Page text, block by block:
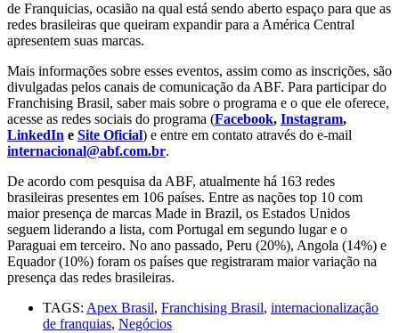
de Franquicias, ocasião na qual está sendo aberto espaço para que as
redes brasileiras que queiram expandir para a América Central
apresentem suas marcas.
Mais informações sobre esses eventos, assim como as inscrições, são
divulgadas pelos canais de comunicação da ABF. Para participar do
Franchising Brasil, saber mais sobre o programa e o que ele oferece,
acesse as redes sociais do programa (Facebook, Instagram,
LinkedIn e Site Oficial) e entre em contato através do e-mail
internacional@abf.com.br.
De acordo com pesquisa da ABF, atualmente há 163 redes
brasileiras presentes em 106 países. Entre as nações top 10 com
maior presença de marcas Made in Brazil, os Estados Unidos
seguem liderando a lista, com Portugal em segundo lugar e o
Paraguai em terceiro. No ano passado, Peru (20%), Angola (14%) e
Equador (10%) foram os países que registraram maior variação na
presença das redes brasileiras.
TAGS: Apex Brasil, Franchising Brasil, internacionalização
de franquias, Negócios